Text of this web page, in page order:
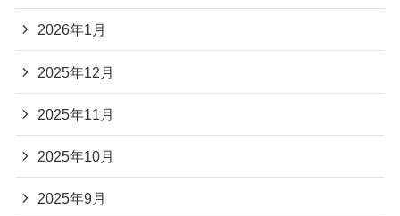
2026年1月
2025年12月
2025年11月
2025年10月
2025年9月